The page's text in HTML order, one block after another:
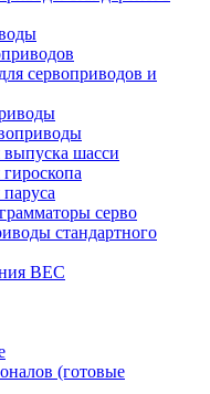
сервоприводов и
шасси
серво
стандартного
BEC
(готовые